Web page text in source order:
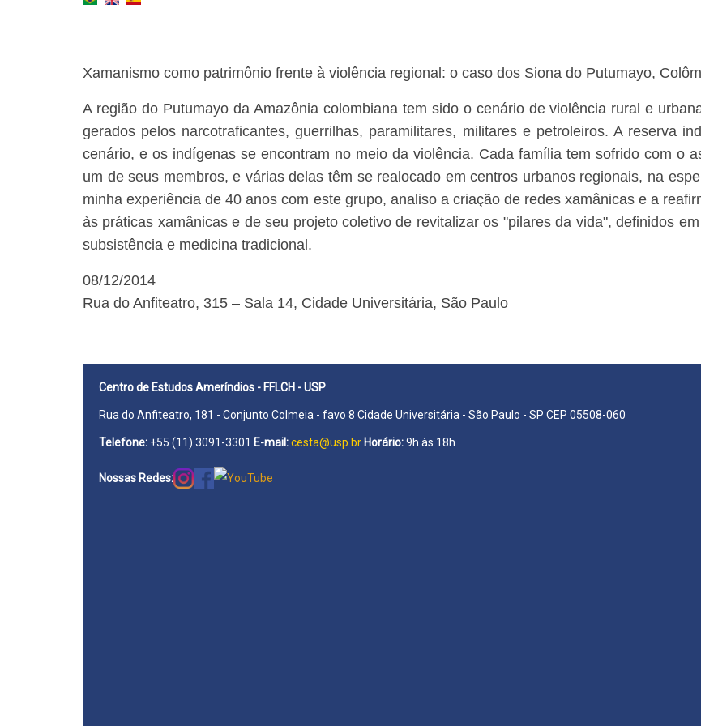
Xamanismo como patrimônio frente à violência regional: o caso dos Siona do Putumayo,
A região do Putumayo da Amazônia colombiana tem sido o cenário de violência rural e
gerados pelos narcotraficantes, guerrilhas, paramilitares, militares e petroleiros. A reserva
cenário, e os indígenas se encontram no meio da violência. Cada família tem sofrido com o
um de seus membros, e várias delas têm se realocado em centros urbanos regionais, na
minha experiência de 40 anos com este grupo, analiso a criação de redes xamânicas e a
às práticas xamânicas e de seu projeto coletivo de revitalizar os "pilares da vida", definidos
subsistência e medicina tradicional.
08/12/2014
Rua do Anfiteatro, 315 – Sala 14, Cidade Universitária, São Paulo
Centro de Estudos Ameríndios - FFLCH - USP
Rua do Anfiteatro, 181 - Conjunto Colmeia - favo 8 Cidade Universitária - São Paulo - SP CEP 05508-060
Telefone: +55 (11) 3091-3301 E-mail:cesta@usp.br Horário:9h às 18h
Nossas Redes: